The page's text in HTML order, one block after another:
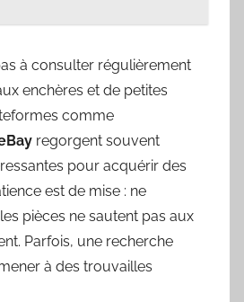
à consulter régulièrement
enchères et de petites
comme
regorgent souvent
pour acquérir des
est de mise : ne
pièces ne sautent pas aux
Parfois, une recherche
à des trouvailles